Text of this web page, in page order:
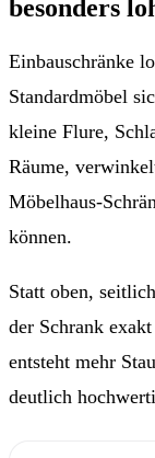
besonders
Einbauschränke
Standardmöbel
kleine Flure,
Räume,
Möbelhaus-
können.
Statt oben,
der Schrank
entsteht mehr
deutlich